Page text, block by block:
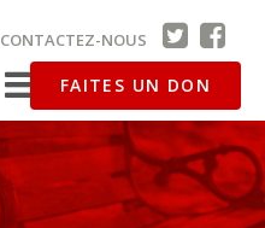
CONTACTEZ-NOUS
FAITES UN DON